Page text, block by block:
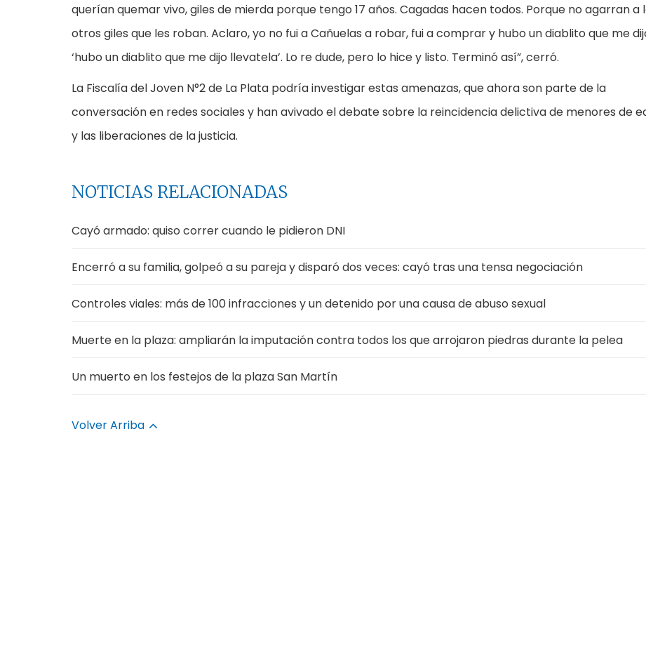
querían quemar vivo, giles de mierda porque tengo 17 años. Cagadas hacen todos. Porque no agarran a
otros giles que les roban. Aclaro, yo no fui a Cañuelas a robar, fui a comprar y hubo un diablito que me
‘hubo un diablito que me dijo llevatela’. Lo re dude, pero lo hice y listo. Terminó así”, cerró.
La Fiscalía del Joven N°2 de La Plata podría investigar estas amenazas, que ahora son parte de la
conversación en redes sociales y han avivado el debate sobre la reincidencia delictiva de menores de
y las liberaciones de la justicia.
NOTICIAS RELACIONADAS
Cayó armado: quiso correr cuando le pidieron DNI
Encerró a su familia, golpeó a su pareja y disparó dos veces: cayó tras una tensa negociación
Controles viales: más de 100 infracciones y un detenido por una causa de abuso sexual
Muerte en la plaza: ampliarán la imputación contra todos los que arrojaron piedras durante la pelea
Un muerto en los festejos de la plaza San Martín
Volver Arriba